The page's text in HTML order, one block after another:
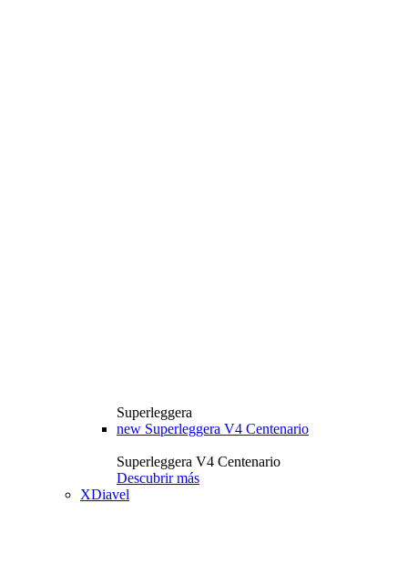
Superleggera
new Superleggera V4 Centenario
Superleggera V4 Centenario
Descubrir más
XDiavel